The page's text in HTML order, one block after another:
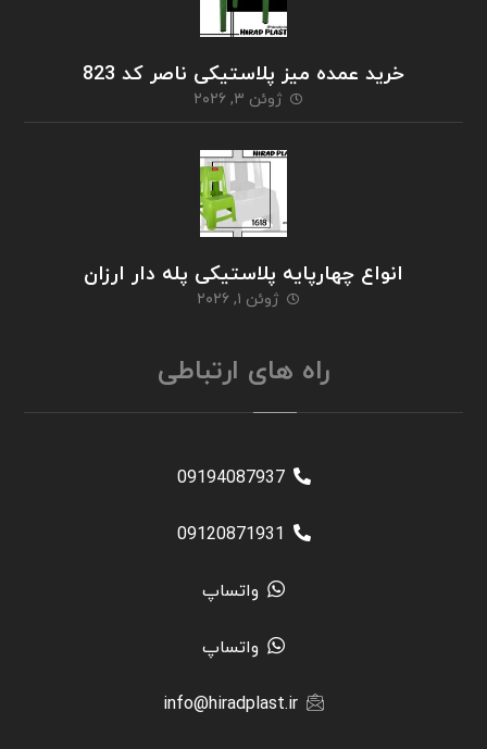
خرید عمده میز پلاستیکی ناصر کد 823
ژوئن ۳, ۲۰۲۶
انواع چهارپایه پلاستیکی پله دار ارزان
ژوئن ۱, ۲۰۲۶
راه های ارتباطی
09194087937
09120871931
واتساپ
واتساپ
info@hiradplast.ir